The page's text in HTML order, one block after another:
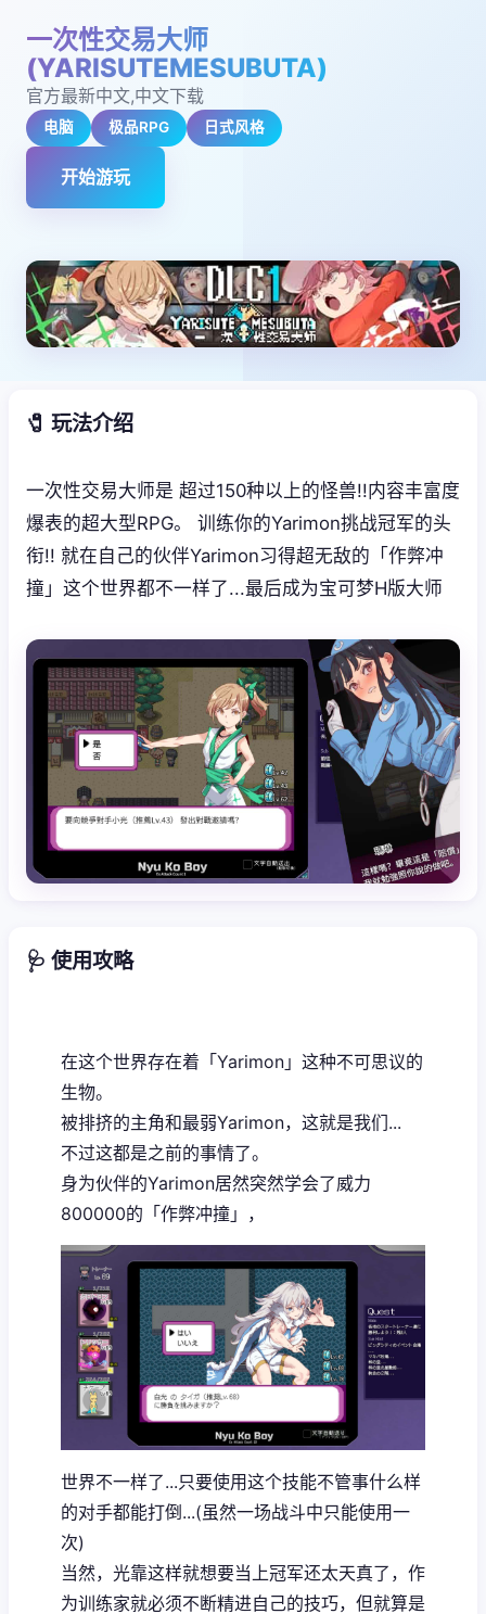
一次性交易大师
(YARISUTEMESUBUTA)
官方最新中文,中文下载
电脑 极品RPG 日式风格
开始游玩
🧷 玩法介绍
一次性交易大师是 超过150种以上的怪兽!!内容丰富度
爆表的超大型RPG。 训练你的Yarimon挑战冠军的头
衔!! 就在自己的伙伴Yarimon习得超无敌的「作弊冲
撞」这个世界都不一样了...最后成为宝可梦H版大师
🩺 使用攻略
在这个世界存在着「Yarimon」这种不可思议的
生物。
被排挤的主角和最弱Yarimon，这就是我们...
不过这都是之前的事情了。
身为伙伴的Yarimon居然突然学会了威力
800000的「作弊冲撞」，
世界不一样了...只要使用这个技能不管事什么样
的对手都能打倒...(虽然一场战斗中只能使用一
次)
当然，光靠这样就想要当上冠军还太天真了，作
为训练家就必须不断精进自己的技巧，但就算是